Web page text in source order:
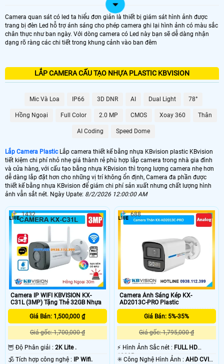
Camera quan sát có led ta hiểu đơn giản là thiết bị giám sát hình ảnh được
trang bị đèn Led hỗ trợ ánh sáng cho phép camera ghi lại hình ảnh có màu sắc
chân thực như ban ngày. Với dòng camera có Led này bạn sẽ dễ dàng nhận
dạng rõ ràng các chi tiết trong khung cảnh vào ban đêm
LẮP CAMERA CẤU TẠO NHỰA PLASTIC KBVISION
Mic Và Loa IP66 3D DNR AI Dual Light 78°
Hồng Ngoại Full Color 2.0 MP CMOS Xoay 360 Thân
AI Coding Speed Dome
Lắp Camera PlasticLắp camera thiết kế bằng nhựa KBvision plastic KBvision
tiết kiệm chi phí nhỏ nhẹ giá thành rẻ phù hợp lắp camera trong nhà gia đình
và cửa hàng, với cấu tạo bằng nhựa KBvision thì trọng lượng camera nhẹ hơn
dễ dàng lắp đặt hơn cho những vị trí không ổn định, Camera đa phần được
thiết kế bằng nhựa KBvision để giám chi phí sản xuất nhưng chất lượng hình
ảnh vẫn sắt nét. Ngày Upate: 8/2/2026 12:00:00 AM
Camera IP WIFI KBVISION KX-
C31L (3MP) Tặng Thẻ 32GB Nhựa
Giá Bán: 1,500,000 ₫
Giá gốc: 1,700,000 ₫
🦉 Độ Phân giải : 2K Lite .
🕉️ Tích hợp công nghệ :
IP Wifi.
1432
Camera Ánh Sáng Kép KX-
AD2013C-PRO Plastic
Giá Bán: 5%-35%
Giá gốc: 1,795,000 ₫
️⚡ Hình Ảnh Sắc nét : FULL HD
1080P .
✳️ Công Nghệ Hình Ảnh :AHD CVI
688